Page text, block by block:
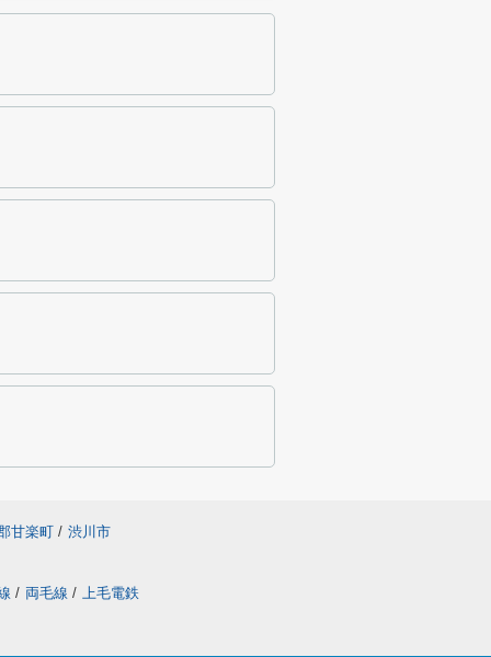
甘楽町 / 渋川市
/ 両毛線 / 上毛電鉄